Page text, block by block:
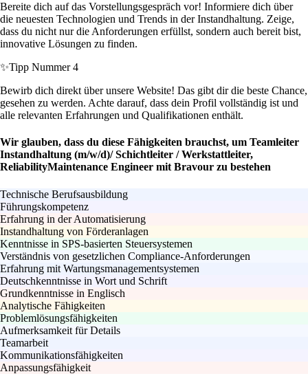
Bereite dich auf das Vorstellungsgespräch vor! Informiere dich über
die neuesten Technologien und Trends in der Instandhaltung. Zeige,
dass du nicht nur die Anforderungen erfüllst, sondern auch bereit bist,
innovative Lösungen zu finden.
✨Tipp Nummer 4
Bewirb dich direkt über unsere Website! Das gibt dir die beste Chance,
gesehen zu werden. Achte darauf, dass dein Profil vollständig ist und
alle relevanten Erfahrungen und Qualifikationen enthält.
Wir glauben, dass du diese Fähigkeiten brauchst, um Teamleiter
Instandhaltung (m/w/d)/ Schichtleiter / Werkstattleiter,
ReliabilityMaintenance Engineer mit Bravour zu bestehen
Technische Berufsausbildung
Führungskompetenz
Erfahrung in der Automatisierung
Instandhaltung von Förderanlagen
Kenntnisse in SPS-basierten Steuersystemen
Verständnis von gesetzlichen Compliance-Anforderungen
Erfahrung mit Wartungsmanagementsystemen
Deutschkenntnisse in Wort und Schrift
Grundkenntnisse in Englisch
Analytische Fähigkeiten
Problemlösungsfähigkeiten
Aufmerksamkeit für Details
Teamarbeit
Kommunikationsfähigkeiten
Anpassungsfähigkeit